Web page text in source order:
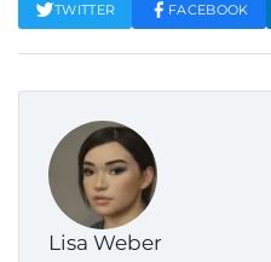
TWITTER FACEBOOK
Lisa Weber